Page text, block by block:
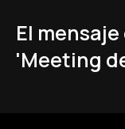
El
'Meeting